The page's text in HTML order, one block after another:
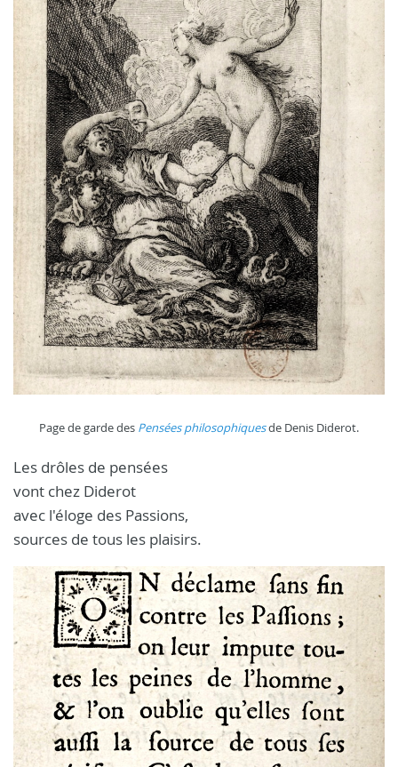
Page de garde des Pensées philosophiquesde Denis Diderot.
Les drôles de pensées
vont chez Diderot
avec l'éloge des Passions,
sources de tous les plaisirs.